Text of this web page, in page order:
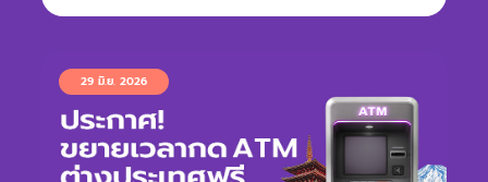
29 มิ.ย. 2026